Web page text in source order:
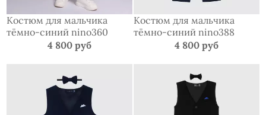
Костюм для мальчика
тёмно-синий nino360
4 800 руб
Костюм для мальчика
тёмно-синий nino388
4 800 руб